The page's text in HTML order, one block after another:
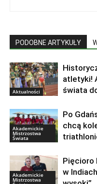
PODOBNE ARTYKUŁY
Aktualności
atletyki!
świata
Akademickie
Mistrzostwa
Świata
Po
chcą
Akademickie
Mistrzostwa
Pięcioro
w